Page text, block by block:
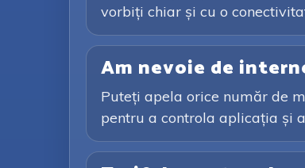
vorbiți chiar și cu o
Am nevoie de
Puteți apela orice număr de
pentru a controla aplicația și